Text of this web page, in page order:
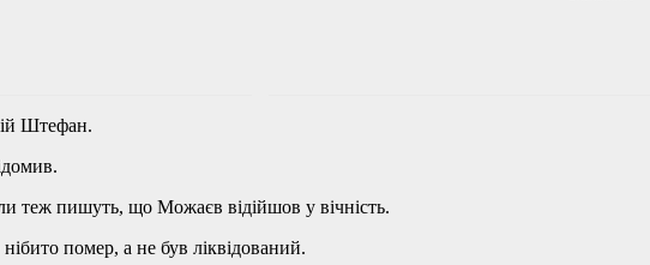
Штефан.
теж пишуть, що Можаєв відійшов у вічність.
помер, а не був ліквідований.